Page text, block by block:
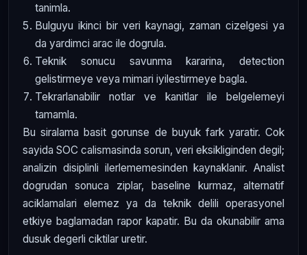
tanimla.
Bulguyu ikinci bir veri kaynagi, zaman cizelgesi ya
da yardimci arac ile dogrula.
Teknik sonucu savunma kararina, detection
gelistirmeye veya mimari iyilestirmeye bagla.
Tekrarlanabilir notlar ve kanitlar ile belgelemeyi
tamamla.
Bu siralama basit gorunse de buyuk fark yaratir. Cok
sayida SOC calismasinda sorun, veri eksikliginden degil;
analizin disiplinli ilerlememesinden kaynaklanir. Analist
dogrudan sonuca ziplar, baseline kurmaz, alternatif
aciklamalari elemez ya da teknik delili operasyonel
etkiye baglamadan rapor kapatir. Bu da okunabilir ama
dusuk degerli ciktilar uretir.